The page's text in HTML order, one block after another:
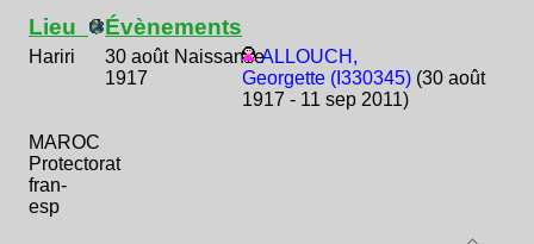
Lieu
Hariri
MAROC
Protectorat
fran-
esp
Évènements
30 août
1917
NaissanceALLOUCH,
Georgette (I330345) (30 août
1917 - 11 sep 2011)